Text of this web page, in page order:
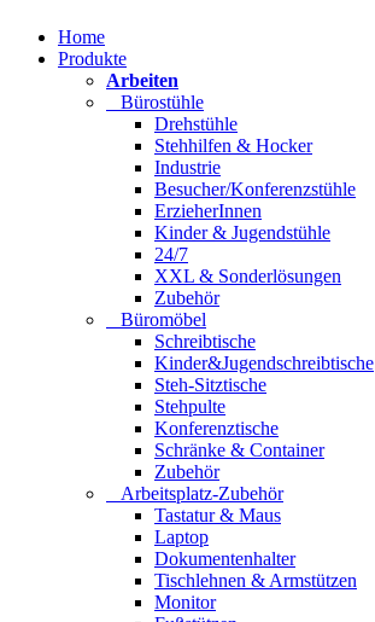
Home
Produkte
Arbeiten
Bürostühle
Drehstühle
Stehhilfen & Hocker
Industrie
Besucher/Konferenzstühle
ErzieherInnen
Kinder & Jugendstühle
24/7
XXL & Sonderlösungen
Zubehör
Büromöbel
Schreibtische
Kinder&Jugendschreibtische
Steh-Sitztische
Stehpulte
Konferenztische
Schränke & Container
Zubehör
Arbeitsplatz-Zubehör
Tastatur & Maus
Laptop
Dokumentenhalter
Tischlehnen & Armstützen
Monitor